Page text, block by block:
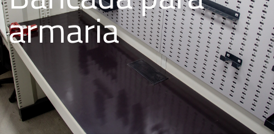
armaria